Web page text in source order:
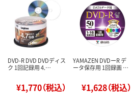
DVD-R DVD DVDディス
ク 1回記録用 4.…
¥1,770（税込）
YAMAZEN DVDーR デ
ータ保存用 1回録画 …
¥1,628（税込）